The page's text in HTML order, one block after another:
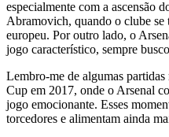
especialmente com a ascensão
Abramovich, quando o clube
europeu. Por outro lado, o
jogo característico, sempre
Lembro-me de algumas
Cup em 2017, onde o Arsenal
jogo emocionante. Esses
torcedores e alimentam ainda